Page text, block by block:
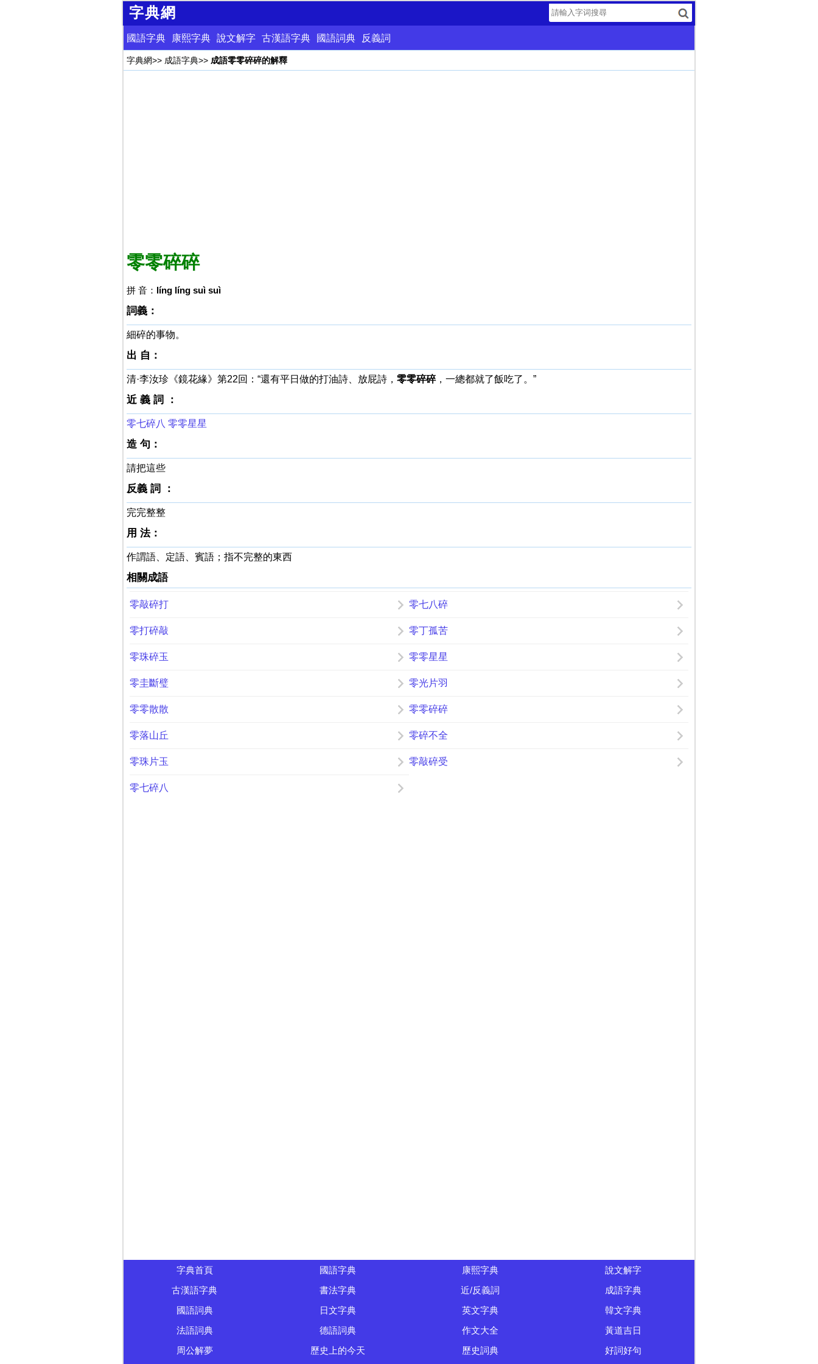
字典網
國語字典 康熙字典 說文解字 古漢語字典 國語詞典 反義詞
字典網>> 成語字典>> 成語零零碎碎的解釋
零零碎碎
拼 音： líng líng suì suì
詞義：
細碎的事物。
出 自：
清·李汝珍《鏡花緣》第22回：“還有平日做的打油詩、放屁詩， 零零碎碎，一總都就了飯吃了。”
近 義 詞 ：
零七碎八 零零星星
造 句：
請把這些
反義 詞 ：
完完整整
用 法：
作謂語、定語、賓語；指不完整的東西
相關成語
零敲碎打 零七八碎
零打碎敲 零丁孤苦
零珠碎玉 零零星星
零圭斷璧 零光片羽
零零散散 零零碎碎
零落山丘 零碎不全
零珠片玉 零敲碎受
零七碎八
字典首頁 國語字典 康熙字典
說文解字
古漢語字典
書法字典 近/反義詞
成語字典
國語詞典
日文字典 英文字典
韓文字典
法語詞典
德語詞典 作文大全
黃道吉日
周公解夢
歷史上的今天 歷史詞典 好詞好句